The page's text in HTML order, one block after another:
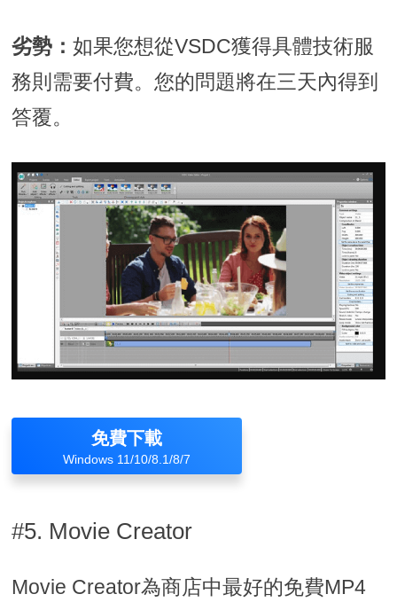
劣勢：如果您想從VSDC獲得具體技術服
務則需要付費。您的問題將在三天內得到
答覆。
免費下載
Windows 11/10/8.1/8/7
#5. Movie Creator
Movie Creator為商店中最好的免費MP4